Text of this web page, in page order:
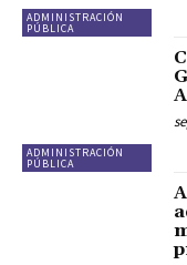
ADMINISTRACIÓN
PÚBLICA
ADMINISTRACIÓN
PÚBLICA